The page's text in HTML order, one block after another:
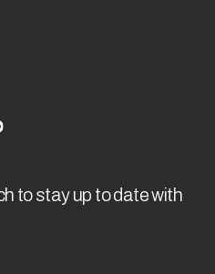
to stay up to date with